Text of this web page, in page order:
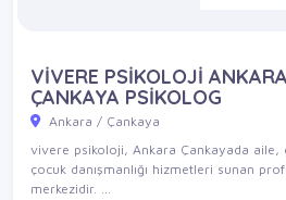
VİVERE PSİKOLOJİ
ÇANKAYA PSİKOLOG
Ankara / Çankaya
vivere psikoloji, Ankara Çankayada
çocuk danışmanlığı hizmetleri sunan
merkezidir. ...